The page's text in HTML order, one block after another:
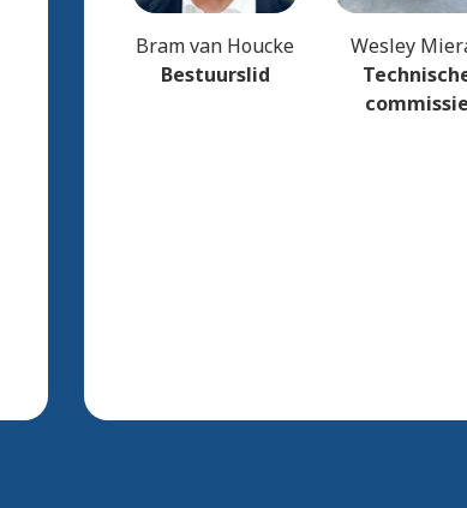
Bram van Houcke
Bestuurslid
Wesley
commissie